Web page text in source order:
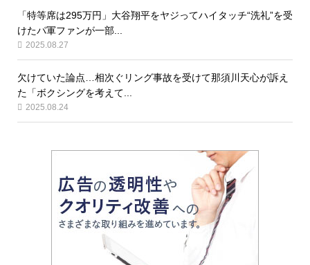
「特等席は295万円」大谷翔平をヤジってハイタッチ“洗礼”を受
けたパ軍ファンが一部...
2025.08.27
欠けていた論点…相次ぐリング事故を受けて那須川天心が訴え
た「ボクシングを考えて...
2025.08.24